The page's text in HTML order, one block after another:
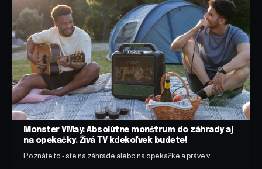
Monster VMay: Absolútne monštrum do záhrady aj
na opekačky. Živá TV kdekoľvek budete!
Poznáte to - ste na záhrade alebo na opekačke a práve v…